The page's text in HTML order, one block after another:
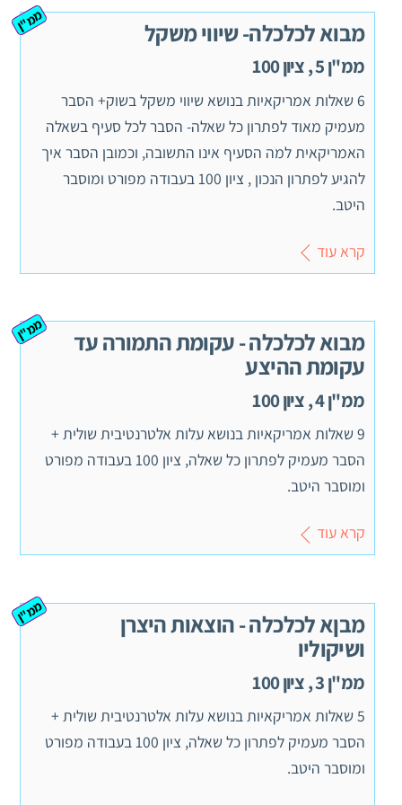
מבוא לכלכלה- שיווי משקל
ממ"ן 5 , ציון 100
ממ"ן
6 שאלות אמריקאיות בנושא שיווי משקל בשוק+ הסבר
מעמיק מאוד לפתרון כל שאלה- הסבר לכל סעיף בשאלה
האמריקאית למה הסעיף אינו התשובה, וכמובן הסבר איך
להגיע לפתרון הנכון , ציון 100 בעבודה מפורט ומוסבר
היטב.
קרא עוד
מבוא לכלכלה - עקומת התמורה עד
עקומת ההיצע
ממ"ן 4 , ציון 100
ממ"ן
9 שאלות אמריקאיות בנושא עלות אלטרנטיבית שולית +
הסבר מעמיק לפתרון כל שאלה, ציון 100 בעבודה מפורט
ומוסבר היטב.
קרא עוד
מבןא לכלכלה - הוצאות היצרן
ושיקוליו
ממ"ן 3 , ציון 100
ממ"ן
5 שאלות אמריקאיות בנושא עלות אלטרנטיבית שולית +
הסבר מעמיק לפתרון כל שאלה, ציון 100 בעבודה מפורט
ומוסבר היטב.